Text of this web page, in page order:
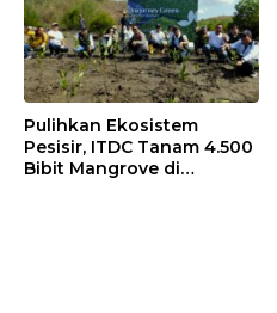
Pulihkan Ekosistem
Pesisir, ITDC Tanam 4.500
Bibit Mangrove di